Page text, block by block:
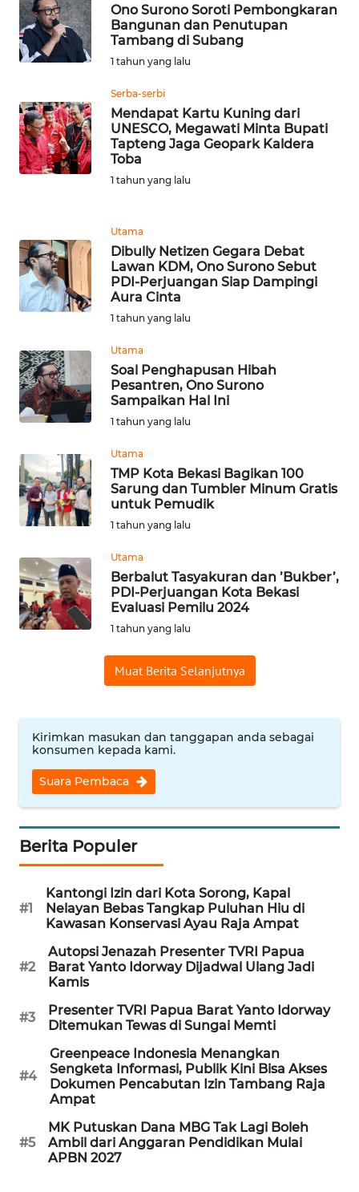
Ono Surono Soroti Pembongkaran
Bangunan dan Penutupan
Tambang di Subang
1 tahun yang lalu
Serba-serbi
Mendapat Kartu Kuning dari
UNESCO, Megawati Minta Bupati
Tapteng Jaga Geopark Kaldera
Toba
1 tahun yang lalu
Utama
Dibully Netizen Gegara Debat
Lawan KDM, Ono Surono Sebut
PDI-Perjuangan Siap Dampingi
Aura Cinta
1 tahun yang lalu
Utama
Soal Penghapusan Hibah
Pesantren, Ono Surono
Sampaikan Hal Ini
1 tahun yang lalu
Utama
TMP Kota Bekasi Bagikan 100
Sarung dan Tumbler Minum Gratis
untuk Pemudik
1 tahun yang lalu
Utama
Berbalut Tasyakuran dan ’Bukber’,
PDI-Perjuangan Kota Bekasi
Evaluasi Pemilu 2024
1 tahun yang lalu
Muat Berita Selanjutnya
Kirimkan masukan dan tanggapan anda sebagai
konsumen kepada kami.
Suara Pembaca
Berita Populer
#1
Kantongi Izin dari Kota Sorong, Kapal
Nelayan Bebas Tangkap Puluhan Hiu di
Kawasan Konservasi Ayau Raja Ampat
#2
Autopsi Jenazah Presenter TVRI Papua
Barat Yanto Idorway Dijadwal Ulang Jadi
Kamis
#3
Presenter TVRI Papua Barat Yanto Idorway
Ditemukan Tewas di Sungai Memti
#4
Greenpeace Indonesia Menangkan
Sengketa Informasi, Publik Kini Bisa Akses
Dokumen Pencabutan Izin Tambang Raja
Ampat
#5
MK Putuskan Dana MBG Tak Lagi Boleh
Ambil dari Anggaran Pendidikan Mulai
APBN 2027
SAMOSIR
WN
PADANG
WN
SUMEDANG
WN
KEPULAUAN
SERIBU
WN
BINJAI
CIREBON
WN
INDRAMAYU
WN
KUNINGAN
WN
WN
SUKABUMI
WN
PURWAKARTA
WN
TIMUR
WN
SEMARANG
WN
SOLO
WN
BOROBUDUR
MADURA